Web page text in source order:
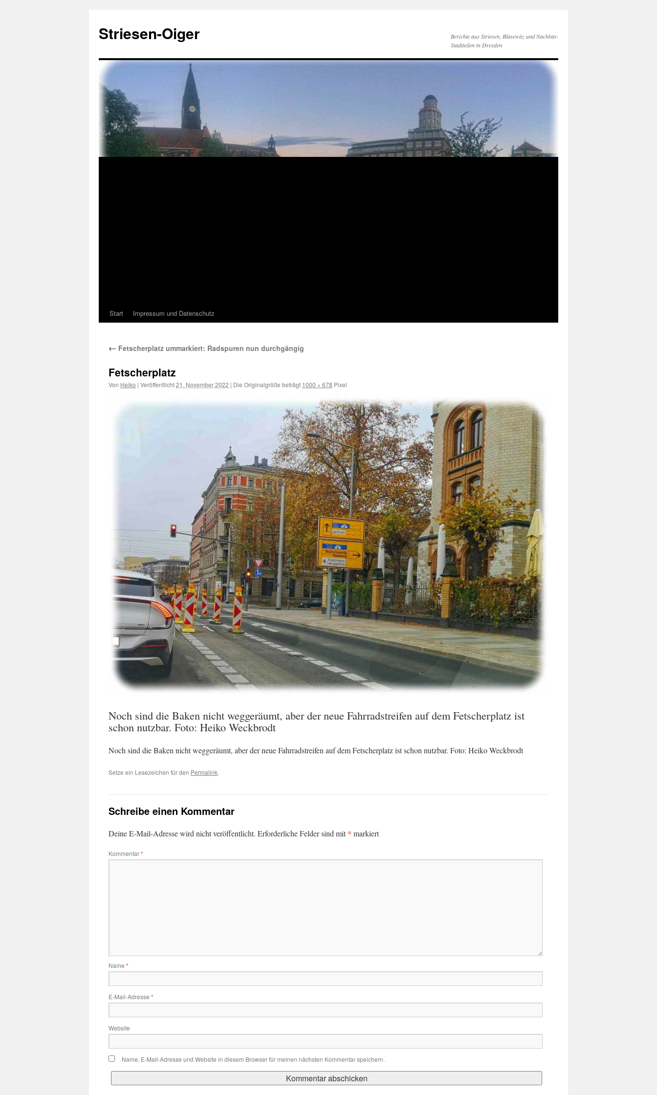
springen
Striesen-Oiger
Berichte aus Striesen, Blasewitz und Nachbar-
Stadtteilen in Dresden
Start Impressum und Datenschutz
← Fetscherplatz ummarkiert: Radspuren nun durchgängig
Fetscherplatz
Von Heiko | Veröffentlicht21. November 2022 | Die Originalgröße beträgt 1000 × 678 Pixel
Noch sind die Baken nicht weggeräumt, aber der neue Fahrradstreifen auf dem Fetscherplatz ist
schon nutzbar. Foto: Heiko Weckbrodt
Noch sind die Baken nicht weggeräumt, aber der neue Fahrradstreifen auf dem Fetscherplatz ist schon nutzbar. Foto: Heiko Weckbrodt
Setze ein Lesezeichen für den Permalink.
Schreibe einen Kommentar
Deine E-Mail-Adresse wird nicht veröffentlicht. Erforderliche Felder sind mit* markiert
Kommentar*
Name *
E-Mail-Adresse *
Website
Name, E-Mail-Adresse und Website in diesem Browser für meinen nächsten Kommentar speichern.